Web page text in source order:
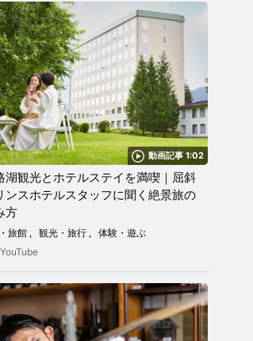
動画記事 1:02
湖観光とホテルステイを満喫｜屈斜
ンスホテルスタッフに聞く絶景旅の
方
旅館 観光・旅行
体験・遊ぶ
YouTube